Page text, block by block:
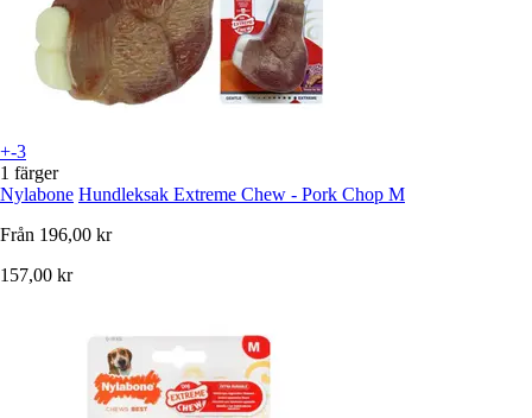
+-3
1 färger
Nylabone Hundleksak Extreme Chew - Pork Chop M
Från 196,00 kr
157,00 kr